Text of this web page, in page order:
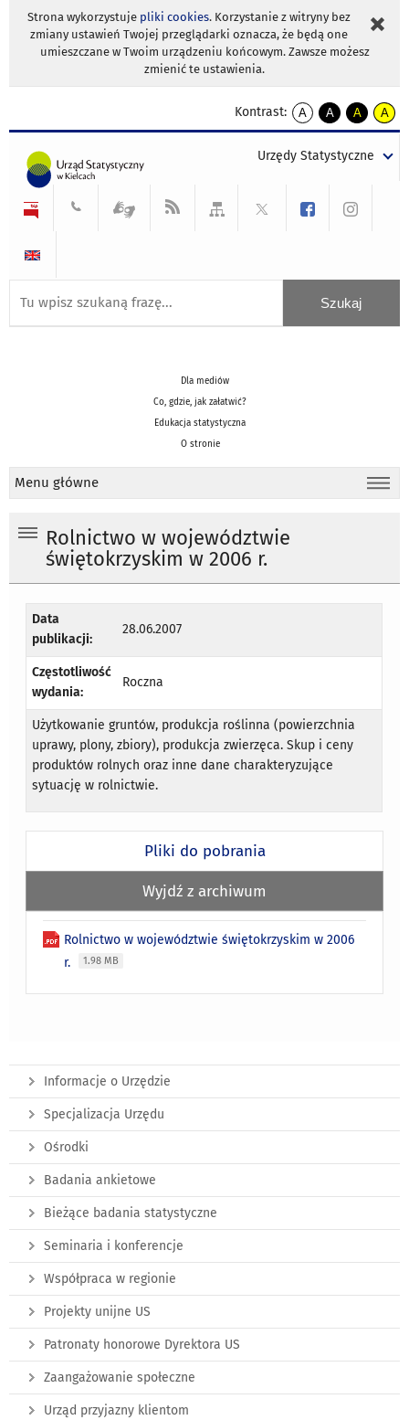
Strona wykorzystuje pliki cookies. Korzystanie z witryny bez
zmiany ustawień Twojej przeglądarki oznacza, że będą one
umieszczane w Twoim urządzeniu końcowym. Zawsze możesz
zmienić te ustawienia.
Kontrast:
A
kontrast
A
kontrast
tekst
czarnym
A
kontrast
tekst
czarnym
A
tekst
żółtym
Urzędy Statystyczne
Dla mediów
Co, gdzie, jak załatwić?
Edukacja statystyczna
O stronie
Menu główne
Rolnictwo w województwie
świętokrzyskim w 2006 r.
Data
publikacji:
28.06.2007
Częstotliwość
wydania:
Roczna
Użytkowanie gruntów, produkcja roślinna (powierzchnia
uprawy, plony, zbiory), produkcja zwierzęca. Skup i ceny
produktów rolnych oraz inne dane charakteryzujące
sytuację w rolnictwie.
Pliki do pobrania
Wyjdź z archiwum
Rolnictwo w województwie świętokrzyskim w 2006
r.
1.98 MB
Informacje o Urzędzie
Specjalizacja Urzędu
Ośrodki
Badania ankietowe
Bieżące badania statystyczne
Seminaria i konferencje
Współpraca w regionie
Projekty unijne US
Patronaty honorowe Dyrektora US
Zaangażowanie społeczne
Urząd przyjazny klientom